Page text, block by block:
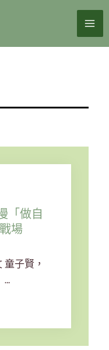
「做自
場
子賢，
…